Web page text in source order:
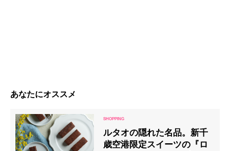
あなたにオススメ
ルタオの隠れた名品。新千
歳空港限定スイーツの『ロ